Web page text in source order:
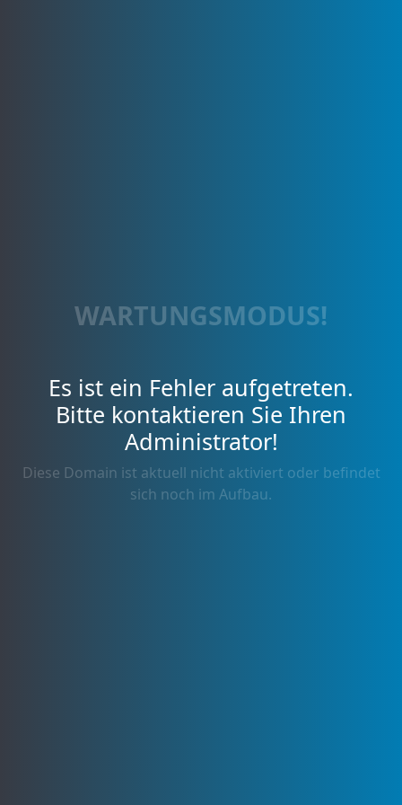
WARTUNGSMODUS!
Es ist ein Fehler aufgetreten.
Bitte kontaktieren Sie Ihren
Administrator!
Diese Domain ist aktuell nicht aktiviert oder befindet
sich noch im Aufbau.